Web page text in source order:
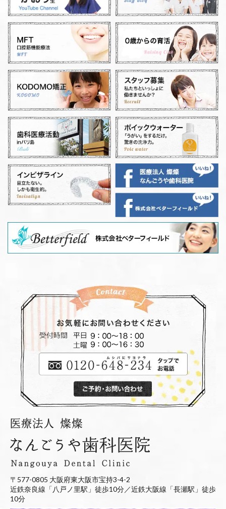
〒577-0805 大阪府東大阪市宝持3-4-2
近鉄奈良線「八戸ノ里駅」徒歩10分／近鉄大阪線「長瀬駅」徒歩
10分